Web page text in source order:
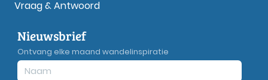
Vraag & Antwoord
Nieuwsbrief
Ontvang elke maand wandelinspiratie